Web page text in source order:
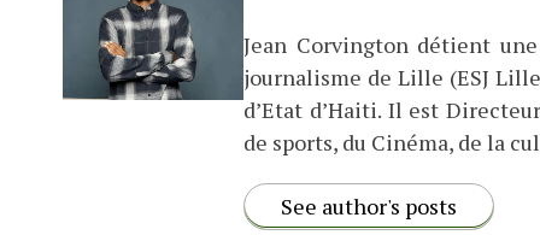
Jean Corvington détient
journalisme de Lille (ESJ
d’Etat d’Haiti. Il est
de sports, du Cinéma, de la
See author's posts